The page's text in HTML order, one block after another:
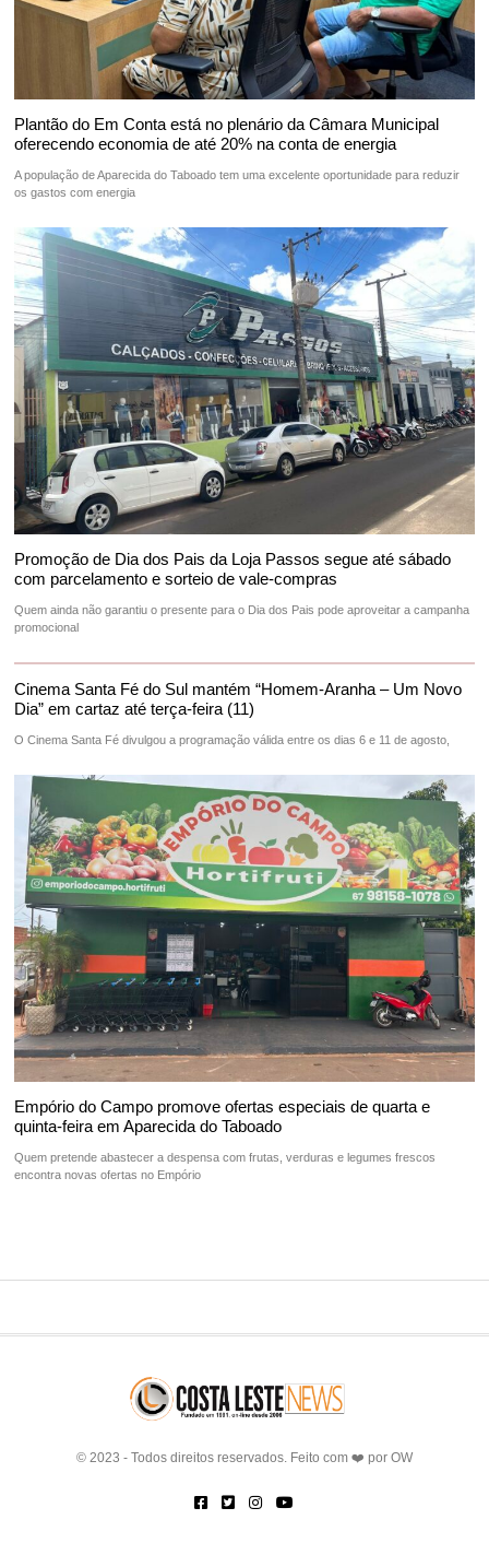
Plantão do Em Conta está no plenário da Câmara Municipal
oferecendo economia de até 20% na conta de energia
A população de Aparecida do Taboado tem uma excelente oportunidade para reduzir
os gastos com energia
Promoção de Dia dos Pais da Loja Passos segue até sábado
com parcelamento e sorteio de vale-compras
Quem ainda não garantiu o presente para o Dia dos Pais pode aproveitar a campanha
promocional
Cinema Santa Fé do Sul mantém “Homem-Aranha – Um Novo
Dia” em cartaz até terça-feira (11)
O Cinema Santa Fé divulgou a programação válida entre os dias 6 e 11 de agosto,
Empório do Campo promove ofertas especiais de quarta e
quinta-feira em Aparecida do Taboado
Quem pretende abastecer a despensa com frutas, verduras e legumes frescos
encontra novas ofertas no Empório
© 2023 - Todos direitos reservados. Feito com ❤️ por OW